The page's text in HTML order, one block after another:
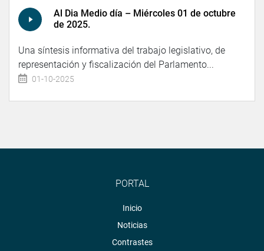
Al Dia Medio día – Miércoles 01 de octubre
de 2025.
Una síntesis informativa del trabajo legislativo, de
representación y fiscalización del Parlamento...
01-10-2025
PORTAL
Inicio
Noticias
Contrastes